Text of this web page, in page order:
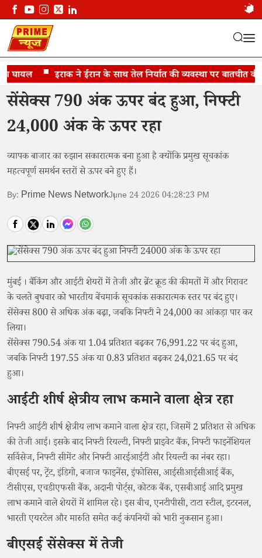
इराक ने ईरान के साथ तेल निर्यात की व्यवस्था पर बातचीत की
दिग्गज बैंकों का महत्वपूर्ण समर्थन
सेंसेक्स 790 अंक ऊपर बंद हुआ, निफ्टी
24,000 अंक के ऊपर रहा
व्यापक बाजार का रुझान सकारात्मक बना हुआ है क्योंकि प्रमुख सूचकांक
महत्वपूर्ण समर्थन स्तरों से ऊपर बने हुए हैं।
By: Prime News NetworkJune 24 2026 04:28:23 PM
मुंबई । बैंकिंग और आईटी शेयरों में तेजी और ब्रेंट क्रूड की कीमतों में और गिरावट
के चलते बुधवार को भारतीय बेंचमार्क सूचकांक सकारात्मक स्तर पर बंद हुए।
सेंसेक्स 800 से अधिक अंक बढ़ा, जबकि निफ्टी ने 24,000 का आंकड़ा पार कर
लिया।
सेंसेक्स 790.54 अंक या 1.04 प्रतिशत बढ़कर 76,991.22 पर बंद हुआ,
जबकि निफ्टी 197.55 अंक या 0.83 प्रतिशत बढ़कर 24,021.65 पर बंद
हुआ।
आईटी शीर्ष क्षेत्रीय लाभ कमाने वाला क्षेत्र रहा
निफ्टी आईटी शीर्ष क्षेत्रीय लाभ कमाने वाला क्षेत्र रहा, जिसमें 2 प्रतिशत से अधिक
की तेजी आई। इसके बाद निफ्टी रियल्टी, निफ्टी प्राइवेट बैंक, निफ्टी फाइनेंशियल
सर्विसेज, निफ्टी सीमेंट और निफ्टी आरईआईटी और रियल्टी का नंबर रहा।
बीएसई पर, ट्रेंट, इंडिगो, बजाज फाइनेंस, इंफोसिस, आईसीआईसीआई बैंक,
टीसीएस, एचडीएफसी बैंक, अदानी पोर्ट्स, कोटक बैंक, एसबीआई आदि प्रमुख
लाभ कमाने वाले शेयरों में शामिल रहे। इस बीच, एनटीपीसी, टाटा स्टील, इटरनल,
भारती एयरटेल और मारुति समेत कई कंपनियों को भारी नुकसान हुआ।
बीएसई सेंसेक्स में तेजी